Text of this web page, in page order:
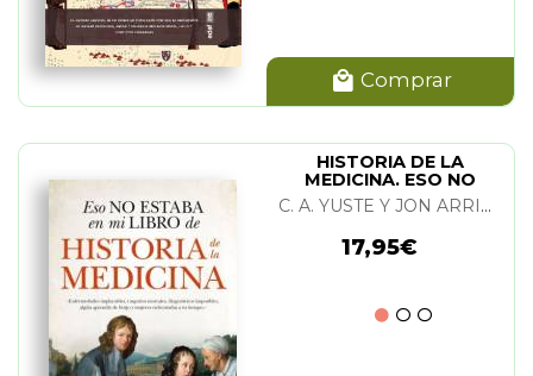
Comprar
HISTORIA DE LA
MEDICINA. ESO NO
ESTABA...
C. A. YUSTE Y JON ARRIZABALAGA
17,95€